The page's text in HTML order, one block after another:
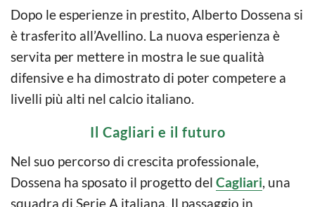
Dopo le esperienze in prestito, Alberto Dossena si
è trasferito all’Avellino. La nuova esperienza è
servita per mettere in mostra le sue qualità
difensive e ha dimostrato di poter competere a
livelli più alti nel calcio italiano.
Il Cagliari e il futuro
Nel suo percorso di crescita professionale,
Dossena ha sposato il progetto del Cagliari, una
squadra di Serie A italiana. Il passaggio in